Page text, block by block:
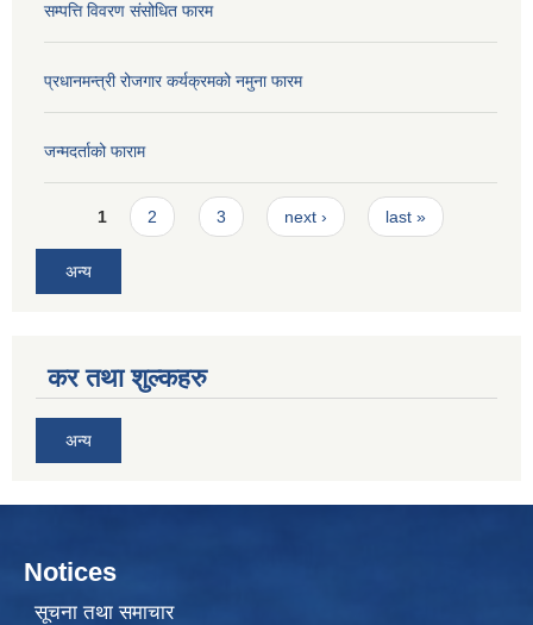
सम्पत्ति विवरण संसोधित फारम
प्रधानमन्त्री रोजगार कर्यक्रमको नमुना फारम
जन्मदर्ताको फाराम
Pages
1 2 3 next › last »
अन्य
कर तथा शुल्कहरु
अन्य
Notices
सूचना तथा समाचार